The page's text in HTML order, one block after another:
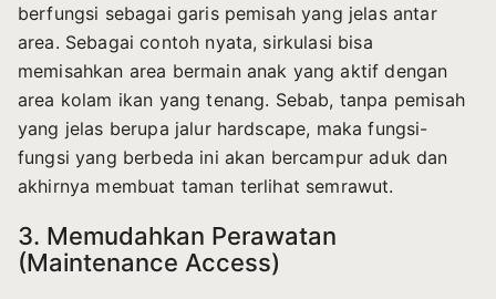
berfungsi sebagai garis pemisah yang jelas antar
area. Sebagai contoh nyata, sirkulasi bisa
memisahkan area bermain anak yang aktif dengan
area kolam ikan yang tenang. Sebab, tanpa pemisah
yang jelas berupa jalur hardscape, maka fungsi-
fungsi yang berbeda ini akan bercampur aduk dan
akhirnya membuat taman terlihat semrawut.
3. Memudahkan Perawatan
(Maintenance Access)